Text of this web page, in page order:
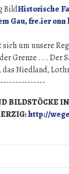
Historische
Gau, fre.ier onn
um unsere
Grenze .... Der
Niedland,
BILDSTÖCKE
http://